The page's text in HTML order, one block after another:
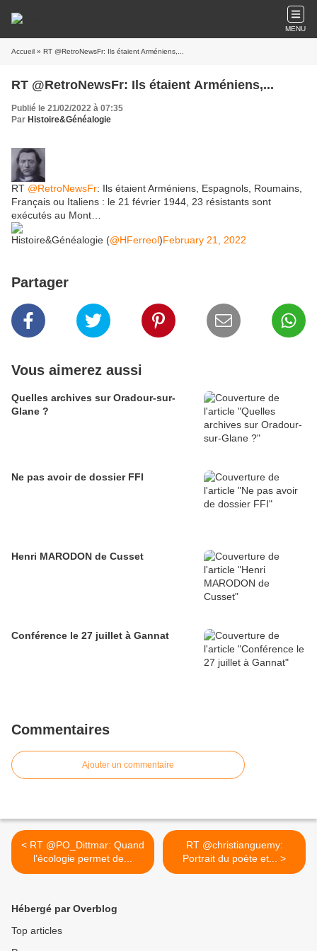
MENU
Accueil » RT @RetroNewsFr: Ils étaient Arméniens,...
RT @RetroNewsFr: Ils étaient Arméniens,...
Publié le 21/02/2022 à 07:35
Par Histoire&Généalogie
RT @RetroNewsFr: Ils étaient Arméniens, Espagnols, Roumains,
Français ou Italiens : le 21 février 1944, 23 résistants sont
exécutés au Mont…
Histoire&Généalogie (@HFerreol)February 21, 2022
Partager
Vous aimerez aussi
Quelles archives sur Oradour-sur-
Glane ?
Ne pas avoir de dossier FFI
Henri MARODON de Cusset
Conférence le 27 juillet à Gannat
Commentaires
Ajouter un commentaire
< RT @PO_Dittmar: Quand
l’écologie permet de...
RT @christianguemy:
Portrait du poète et... >
Hébergé par Overblog
Top articles